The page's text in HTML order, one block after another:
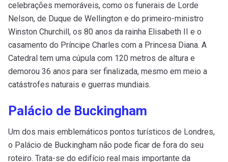
celebrações memoráveis, como os funerais de Lorde
Nelson, de Duque de Wellington e do primeiro-ministro
Winston Churchill, os 80 anos da rainha Elisabeth II e o
casamento do Príncipe Charles com a Princesa Diana. A
Catedral tem uma cúpula com 120 metros de altura e
demorou 36 anos para ser finalizada, mesmo em meio a
catástrofes naturais e guerras mundiais.
Palácio de Buckingham
Um dos mais emblemáticos pontos turísticos de Londres,
o Palácio de Buckingham não pode ficar de fora do seu
roteiro. Trata-se do edifício real mais importante da